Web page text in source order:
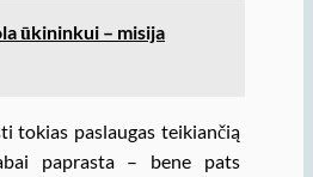
ūkininkui – misija
tokias paslaugas teikiančią
paprasta – bene pats